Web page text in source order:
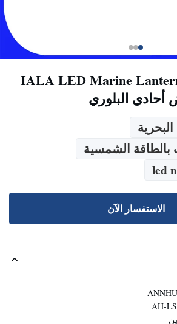
IALA LED Marine
بالطاقة الشمسية
led
الاستفسار الآن
AH-